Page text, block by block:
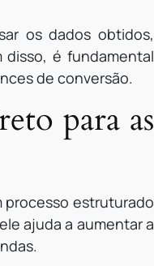
os dados obtidos,
é fundamental
de conversão.
para as
processo estruturado
ajuda a aumentar a